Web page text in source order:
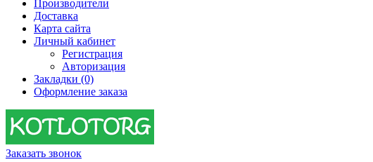
Производители
Доставка
Карта сайта
Личный кабинет
Регистрация
Авторизация
Закладки (0)
Оформление заказа
Заказать звонок